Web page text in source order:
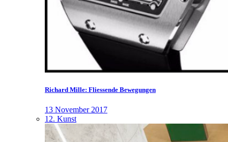
Richard Mille: Fliessende Bewegungen
13 November 2017
12. Kunst